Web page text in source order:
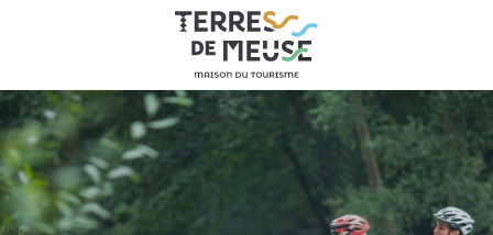
principal